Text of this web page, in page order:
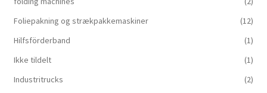
Foliepakning og strækpakkemaskiner
(12)
Hilfsförderband
(1)
Ikke tildelt
(1)
Industritrucks
(2)